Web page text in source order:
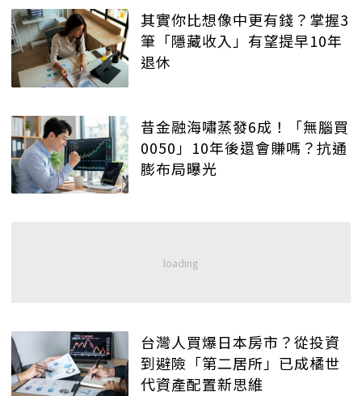
其實你比想像中更有錢？掌握3
筆「隱藏收入」有望提早10年
退休
昔金融海嘯蒸發6成！「無腦買
0050」10年後還會賺嗎？抗通
膨布局曝光
台灣人買爆日本房市？從投資
到避險「第二居所」已成橘世
代資產配置新思維